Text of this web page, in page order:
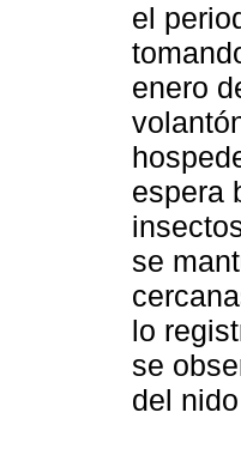
el
enero
espera
se
lo
se
del